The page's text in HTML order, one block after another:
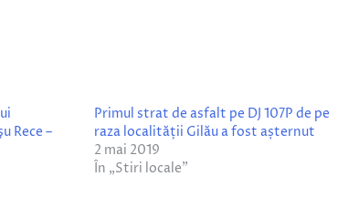
Rece –
Primul strat de asfalt pe DJ 107P de pe
raza localității Gilău a fost așternut
2 mai 2019
În „Stiri locale”